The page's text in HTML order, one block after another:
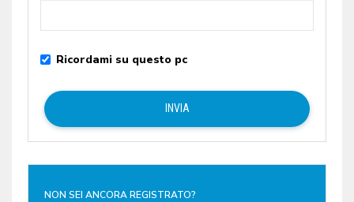
NON SEI ANCORA REGISTRATO?
Ricordami su questo pc